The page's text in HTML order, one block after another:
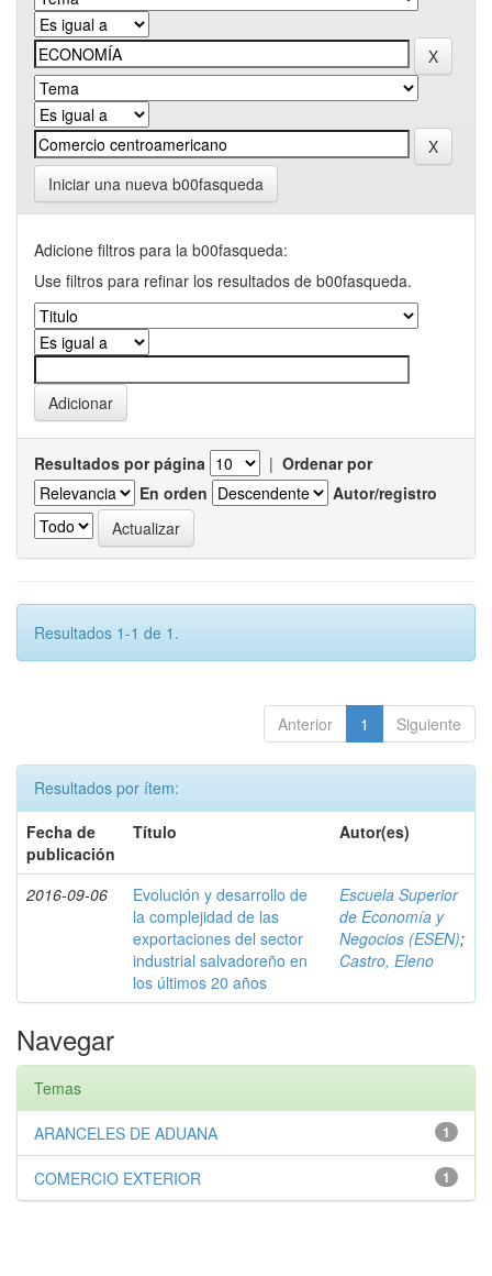
Iniciar una nueva b00fasqueda
Adicione filtros para la b00fasqueda:
Use filtros para refinar los resultados de b00fasqueda.
Resultados por página | Ordenar por
En orden
Autor/registro
Resultados 1-1 de 1.
Anterior 1 Siguiente
Resultados por ítem:
Fecha de
publicación
Título Autor(es)
2016-09-06
Evolución y desarrollo de
la complejidad de las
exportaciones del sector
industrial salvadoreño en
los últimos 20 años
Escuela Superior
de Economía y
Negocios (ESEN);
Castro, Eleno
Navegar
Temas
1
ARANCELES DE ADUANA
1
COMERCIO EXTERIOR